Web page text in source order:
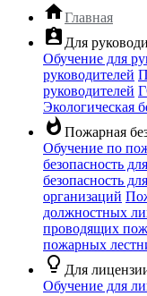
homeГлавная
assignment_ind Для
Обучение для
руководителей
руководителей
Экологическая
whatshot Пожарная
Обучение по
безопасность
безопасность
организаций
должностных
проводящих
пожарных
lightbulb_outline Для
Обучение для